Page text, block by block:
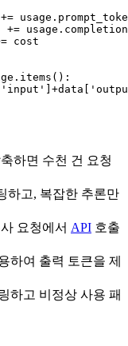
+=
cost
하면 수천 건 요청
하고, 복잡한 추론만
요청에서 API 호출
하여 출력 토큰을 제
하고 비정상 사용 패